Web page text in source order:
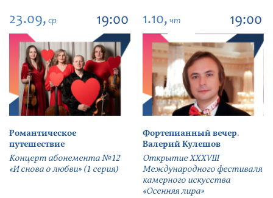
23.09, ср 19:00
Романтическое
путешествие
Концерт абонемента №12
«И снова о любви» (1 серия)
1.10, чт 19:00
Фортепианный вечер.
Валерий Кулешов
Открытие ХХХVIII
Международного фестиваля
камерного искусства
«Осенняя лира»